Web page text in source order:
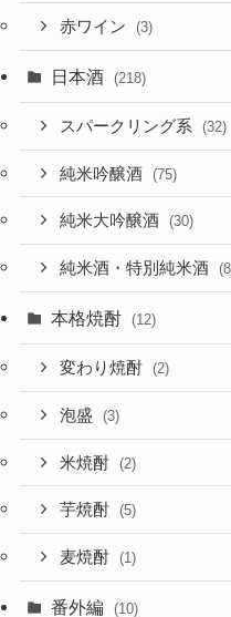
赤ワイン (3)
日本酒 (218)
スパークリング系 (32)
純米吟醸酒 (75)
純米大吟醸酒 (30)
純米酒・特別純米酒
本格焼酎 (12)
変わり焼酎 (2)
泡盛 (3)
米焼酎 (2)
芋焼酎 (5)
麦焼酎 (1)
番外編 (10)